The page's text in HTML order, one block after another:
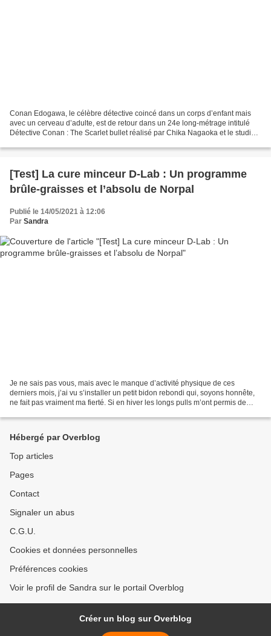
Conan Edogawa, le célèbre détective coincé dans un corps d’enfant mais
avec un cerveau d’adulte, est de retour dans un 24e long-métrage intitulé
Détective Conan : The Scarlet bullet réalisé par Chika Nagaoka et le studio
[Test] La cure minceur D-Lab : Un programme
brûle-graisses et l’absolu de Norpal
Publié le 14/05/2021 à 12:06
Par Sandra
Je ne sais pas vous, mais avec le manque d’activité physique de ces
derniers mois, j’ai vu s’installer un petit bidon rebondi qui, soyons honnête,
ne fait pas vraiment ma fierté. Si en hiver les longs pulls m’ont permis de
Hébergé par Overblog
Top articles
Pages
Contact
Signaler un abus
C.G.U.
Cookies et données personnelles
Préférences cookies
Voir le profil de Sandra sur le portail Overblog
Créer un blog sur Overblog